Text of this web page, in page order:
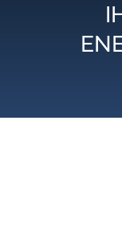
Partner werden